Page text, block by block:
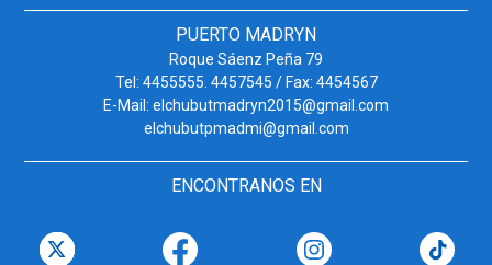
PUERTO MADRYN
Roque Sáenz Peña 79
Tel: 4455555. 4457545 / Fax: 4454567
E-Mail: elchubutmadryn2015@gmail.com
elchubutpmadmi@gmail.com
ENCONTRANOS EN